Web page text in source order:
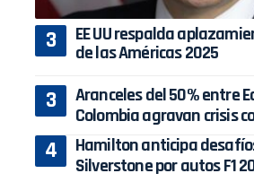
EE UU respalda
de las Américas 2025
Aranceles del 50% entre
Colombia agravan crisis
Hamilton anticipa
Silverstone por autos F1